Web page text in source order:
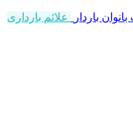
علائم بارداری